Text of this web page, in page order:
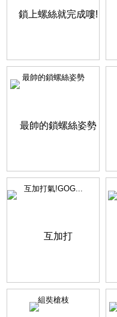
最帥的鎖螺絲姿勢
互加打氣!GOG...
組奘槍枝